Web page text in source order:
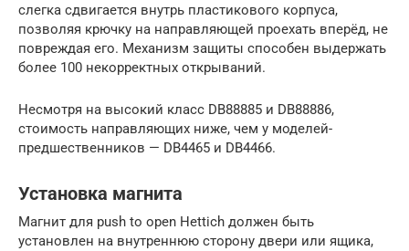
слегка сдвигается внутрь пластикового корпуса,
позволяя крючку на направляющей проехать вперёд, не
повреждая его. Механизм защиты способен выдержать
более 100 некорректных открываний.
Несмотря на высокий класс DB88885 и DB88886,
стоимость направляющих ниже, чем у моделей-
предшественников — DB4465 и DB4466.
Установка магнита
Магнит для push to open Hettich должен быть
установлен на внутреннюю сторону двери или ящика,